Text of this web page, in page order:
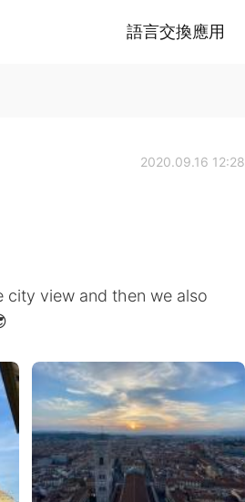
語言交換應用
2020.09.16 12:28
city view and then we also